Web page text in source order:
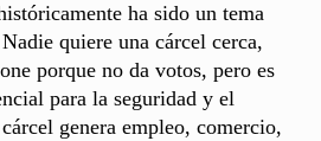
ha sido un tema
quiere una cárcel cerca,
porque no da votos, pero es
para la seguridad y el
genera empleo, comercio,